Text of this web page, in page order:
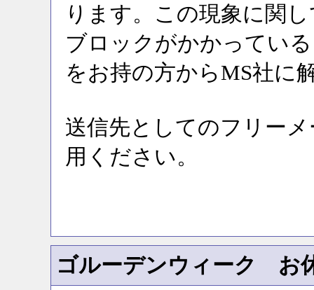
ります。この現象に関
ブロックがかかってい
をお持の方からMS社に
送信先としてのフリー
用ください。
ゴルーデンウィーク お